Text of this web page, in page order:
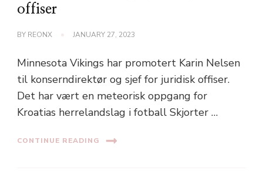
offiser
BY REONX JANUARY 27, 2023
Minnesota Vikings har promotert Karin Nelsen
til konserndirektør og sjef for juridisk offiser.
Det har vært en meteorisk oppgang for
Kroatias herrelandslag i fotball Skjorter …
CONTINUE READING